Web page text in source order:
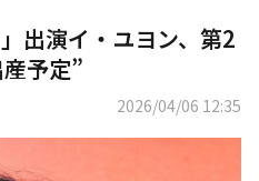
出演イ・ユヨン、第2
予定”
2026/04/06 12:35